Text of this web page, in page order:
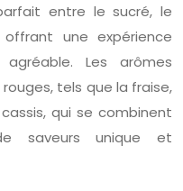
entre le sucré, le
une expérience
Les arômes
tels que la fraise,
qui se combinent
saveurs unique et